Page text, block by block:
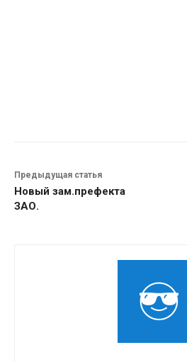
Предыдущая статья
Новый зам.префекта
ЗАО.